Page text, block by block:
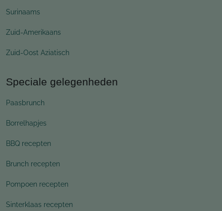
Surinaams
Zuid-Amerikaans
Zuid-Oost Aziatisch
Speciale gelegenheden
Paasbrunch
Borrelhapjes
BBQ recepten
Brunch recepten
Pompoen recepten
Sinterklaas recepten